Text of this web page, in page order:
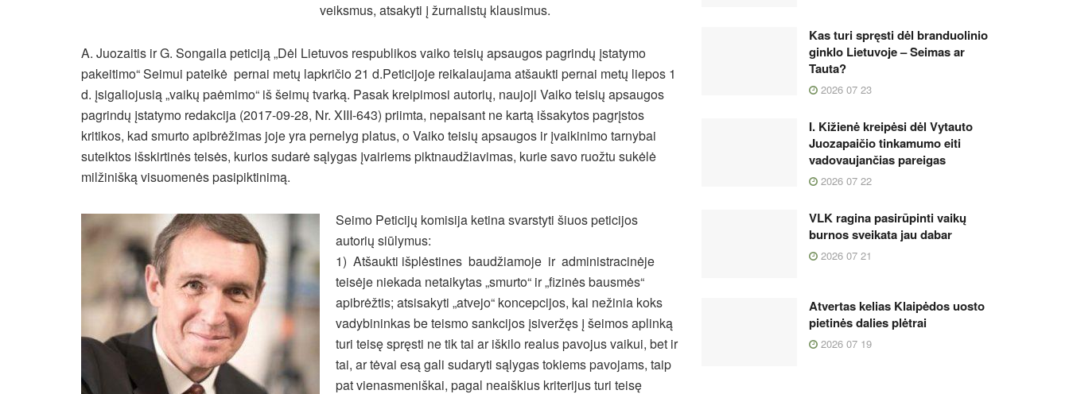
veiksmus, atsakyti į žurnalistų klausimus.
A. Juozaitis ir G. Songaila peticiją „Dėl Lietuvos respublikos vaiko teisių apsaugos pagrindų įstatymo
pakeitimo“ Seimui pateikė pernai metų lapkričio 21 d.Peticijoje reikalaujama atšaukti pernai metų liepos 1
d. įsigaliojusią „vaikų paėmimo“ iš šeimų tvarką. Pasak kreipimosi autorių, naujoji Vaiko teisių apsaugos
pagrindų įstatymo redakcija (2017-09-28, Nr. XIII-643) priimta, nepaisant ne kartą išsakytos pagrįstos
kritikos, kad smurto apibrėžimas joje yra pernelyg platus, o Vaiko teisių apsaugos ir įvaikinimo tarnybai
suteiktos išskirtinės teisės, kurios sudarė sąlygas įvairiems piktnaudžiavimas, kurie savo ruožtu sukėlė
milžinišką visuomenės pasipiktinimą.
Seimo Peticijų komisija ketina svarstyti šiuos peticijos
autorių siūlymus:
1) Atšaukti išplėstines baudžiamoje ir administracinėje
teisėje niekada netaikytas „smurto“ ir „fizinės bausmės“
apibrėžtis; atsisakyti „atvejo“ koncepcijos, kai nežinia koks
vadybininkas be teismo sankcijos įsiveržęs į šeimos aplinką
turi teisę spręsti ne tik tai ar iškilo realus pavojus vaikui, bet ir
tai, ar tėvai esą gali sudaryti sąlygas tokiems pavojams, taip
pat vienasmeniškai, pagal neaiškius kriterijus turi teisę
Kas turi spręsti dėl branduolinio
ginklo Lietuvoje – Seimas ar
Tauta?
2026 07 23
I. Kižienė kreipėsi dėl Vytauto
Juozapaičio tinkamumo eiti
vadovaujančias pareigas
2026 07 22
VLK ragina pasirūpinti vaikų
burnos sveikata jau dabar
2026 07 21
Atvertas kelias Klaipėdos uosto
pietinės dalies plėtrai
2026 07 19